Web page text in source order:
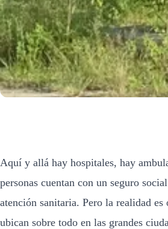
Aquí y allá hay hospitales, hay
personas cuentan con un seguro
atención sanitaria. Pero la realidad es
ubican sobre todo en las grandes